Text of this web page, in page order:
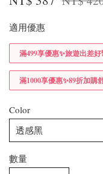
適用優惠
滿499享優惠✨旅遊出差
滿1000享優惠✨89折加
Color
數量